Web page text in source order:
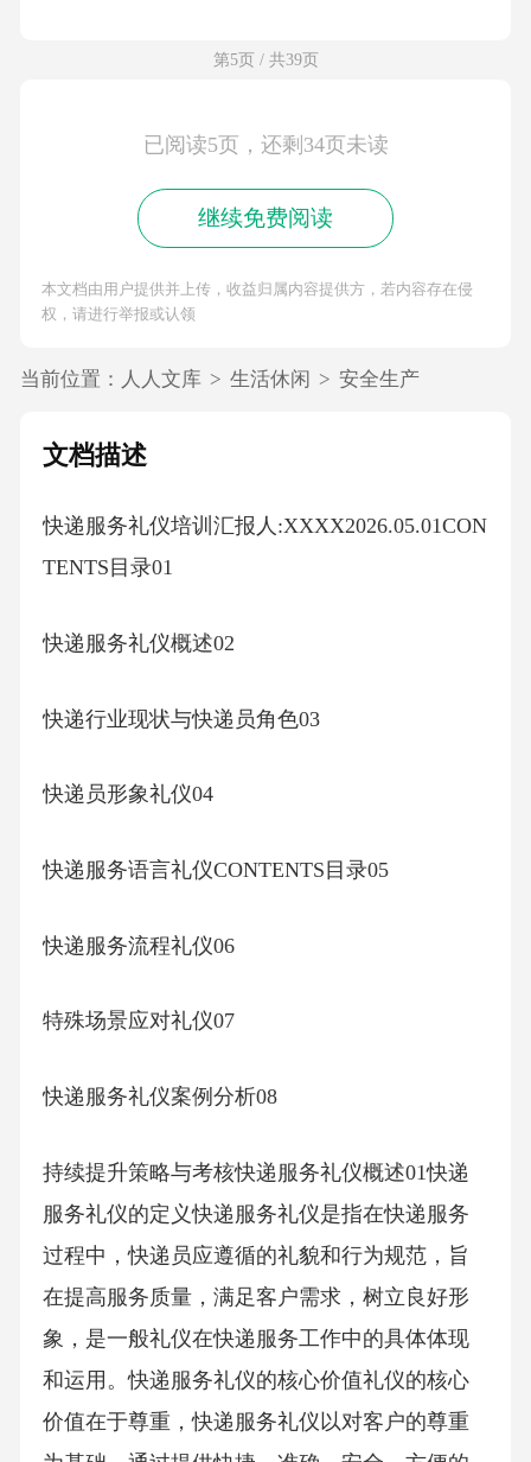
第5页 / 共39页
已阅读5页，还剩34页未读
继续免费阅读
本文档由用户提供并上传，收益归属内容提供方，若内容存在侵
权，请进行举报或认领
当前位置： 人人文库 > 生活休闲 > 安全生产
文档描述
快递服务礼仪培训汇报人:XXXX2026.05.01CON
TENTS目录01
快递服务礼仪概述02
快递行业现状与快递员角色03
快递员形象礼仪04
快递服务语言礼仪CONTENTS目录05
快递服务流程礼仪06
特殊场景应对礼仪07
快递服务礼仪案例分析08
持续提升策略与考核快递服务礼仪概述01快递
服务礼仪的定义快递服务礼仪是指在快递服务
过程中，快递员应遵循的礼貌和行为规范，旨
在提高服务质量，满足客户需求，树立良好形
象，是一般礼仪在快递服务工作中的具体体现
和运用。快递服务礼仪的核心价值礼仪的核心
价值在于尊重，快递服务礼仪以对客户的尊重